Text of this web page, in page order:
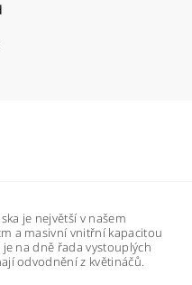
je největší v našem
a masivní vnitřní kapacitou
na dně řada vystouplých
odvodnění z květináčů.